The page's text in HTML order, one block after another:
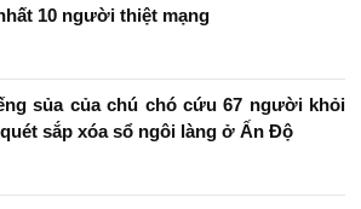
10 người thiệt mạng
sủa của chú chó cứu 67 người khỏi
sắp xóa sổ ngôi làng ở Ấn Độ